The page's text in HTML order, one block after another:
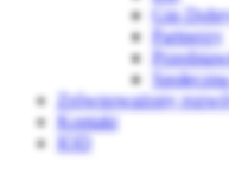
Gin
Partnerzy
Zrównoważony
Kontakt
IOD